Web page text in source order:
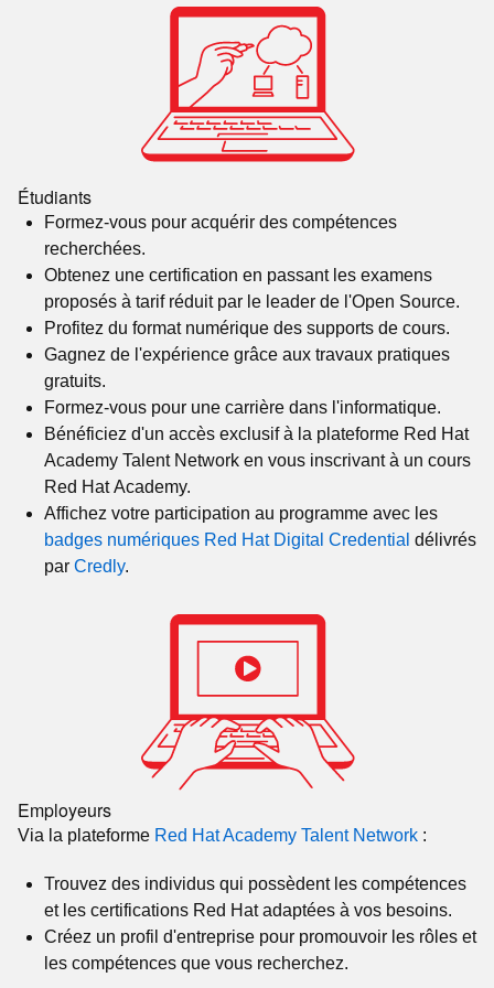
Étudiants
Formez-vous pour acquérir des compétences
recherchées.
Obtenez une certification en passant les examens
proposés à tarif réduit par le leader de l'Open Source.
Profitez du format numérique des supports de cours.
Gagnez de l'expérience grâce aux travaux pratiques
gratuits.
Formez-vous pour une carrière dans l'informatique.
Bénéficiez d'un accès exclusif à la plateforme Red Hat
Academy Talent Network en vous inscrivant à un cours
Red Hat Academy.
Affichez votre participation au programme avec les
badges numériques Red Hat Digital Credential délivrés
par Credly.
Employeurs
Via la plateforme Red Hat Academy Talent Network :
Trouvez des individus qui possèdent les compétences
et les certifications Red Hat adaptées à vos besoins.
Créez un profil d'entreprise pour promouvoir les rôles et
les compétences que vous recherchez.